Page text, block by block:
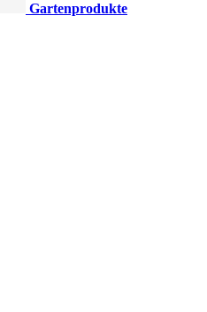
Gartenprodukte